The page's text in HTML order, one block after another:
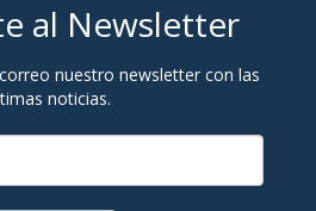
al Newsletter
nuestro newsletter con las
noticias.